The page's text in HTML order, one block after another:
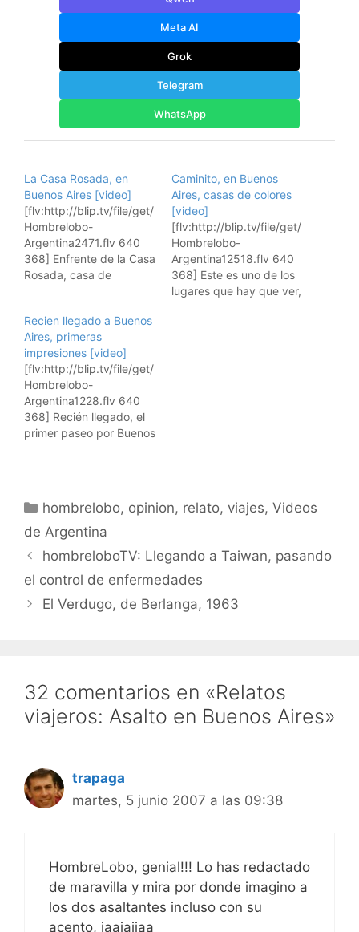
Meta AI
Grok
Telegram
WhatsApp
La Casa Rosada, en
Buenos Aires [video]
[flv:http://blip.tv/file/get/
Hombrelobo-
Argentina2471.flv 640
368] Enfrente de la Casa
Rosada, casa de
paseo por Buenos Aires.
Esto es un videoblog de
viajes, donde muestro
mis viajes. Aquí están
todos los vídeos de los
viajes. Suscribiros a los
feeds RSS: Suscríbete a
los vídeos de…
Caminito, en Buenos
Aires, casas de colores
[video]
[flv:http://blip.tv/file/get/
Hombrelobo-
Argentina12518.flv 640
368] Este es uno de los
lugares que hay que ver,
Recien llegado a Buenos
Aires, primeras
impresiones [video]
[flv:http://blip.tv/file/get/
Hombrelobo-
Argentina1228.flv 640
368] Recién llegado, el
primer paseo por Buenos
viajes. Aquí están todos
los vídeos de los viajes.
RSS: Suscríbete a los
vídeos de viajes de
AppleTVs,…
Categorías
hombrelobo, opinion, relato, viajes,Videos
de Argentina
hombreloboTV: Llegando a Taiwan, pasando
el control de enfermedades
El Verdugo, de Berlanga, 1963
32 comentarios en «Relatos
viajeros: Asalto en Buenos Aires»
trapaga
martes, 5 junio 2007 a las 09:38
HombreLobo, genial!!! Lo has redactado
de maravilla y mira por donde imagino a
los dos asaltantes incluso con su
acento, jaajajjaa